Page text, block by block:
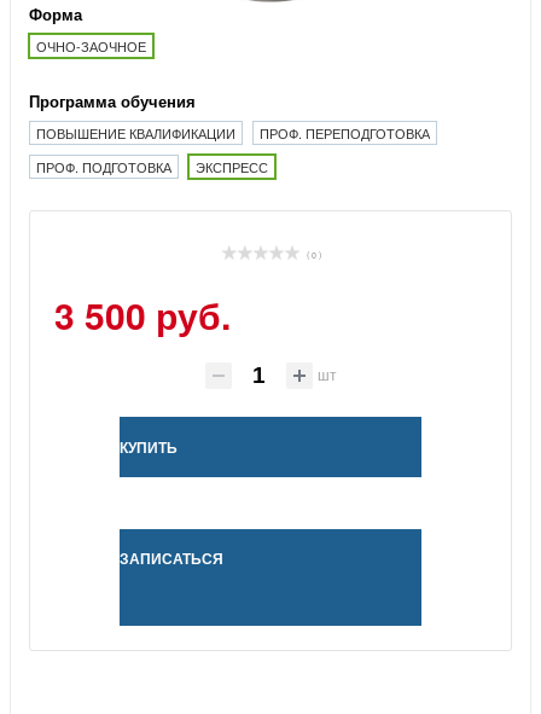
Форма
ОЧНО-ЗАОЧНОЕ
Программа обучения
ПОВЫШЕНИЕ КВАЛИФИКАЦИИ
ПРОФ. ПЕРЕПОДГОТОВКА
ПРОФ. ПОДГОТОВКА
ЭКСПРЕСС
( 0 )
3 500 руб.
шт
КУПИТЬ
ЗАПИСАТЬСЯ